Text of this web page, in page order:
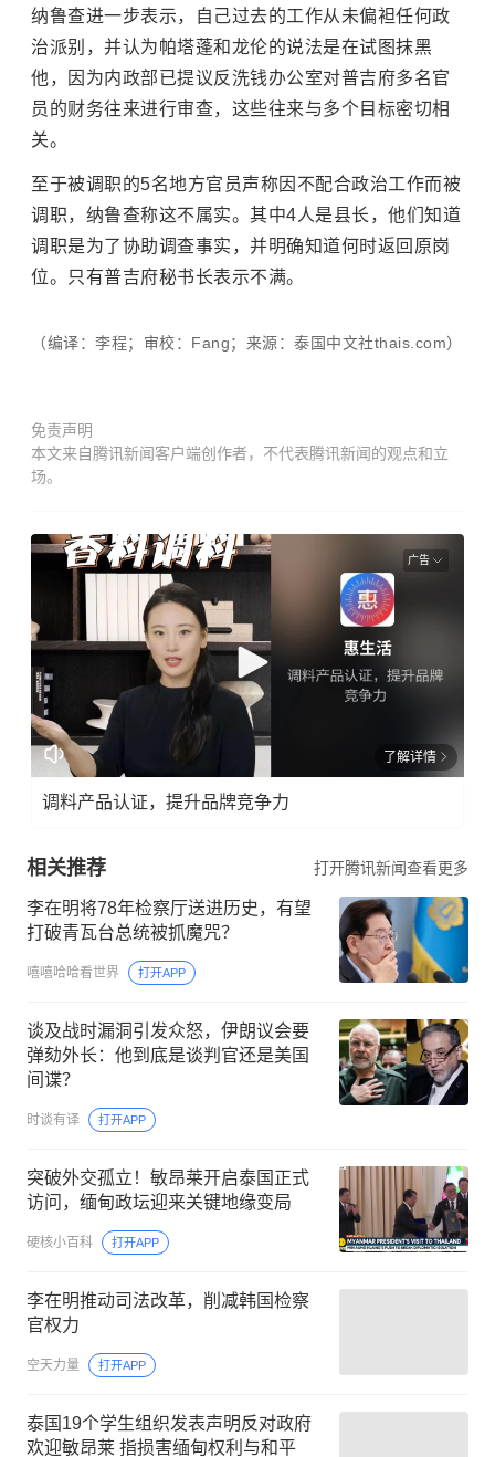
纳鲁查进一步表示，自己过去的工作从未偏袒任何政
治派别，并认为帕塔蓬和龙伦的说法是在试图抹黑
他，因为内政部已提议反洗钱办公室对普吉府多名官
员的财务往来进行审查，这些往来与多个目标密切相
关。
至于被调职的5名地方官员声称因不配合政治工作而被
调职，纳鲁查称这不属实。其中4人是县长，他们知道
调职是为了协助调查事实，并明确知道何时返回原岗
位。只有普吉府秘书长表示不满。
（编译：李程；审校：Fang；来源：泰国中文社thais.com）
免责声明
本文来自腾讯新闻客户端创作者，不代表腾讯新闻的观点和立
场。
广告
了解详情
调料产品认证，提升品牌竞争力
相关推荐 打开腾讯新闻查看更多
李在明将78年检察厅送进历史，有望
打破青瓦台总统被抓魔咒？
嘻嘻哈哈看世界 打开APP
谈及战时漏洞引发众怒，伊朗议会要
弹劾外长：他到底是谈判官还是美国
间谍？
时谈有译 打开APP
突破外交孤立！敏昂莱开启泰国正式
访问，缅甸政坛迎来关键地缘变局
硬核小百科 打开APP
李在明推动司法改革，削减韩国检察
官权力
空天力量 打开APP
泰国19个学生组织发表声明反对政府
欢迎敏昂莱 指损害缅甸权利与和平